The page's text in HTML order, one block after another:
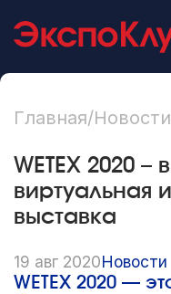
Главная/Новости
WETEX 2020 –
виртуальная
выставка
19 авг 2020Новости
WETEX 2020 —